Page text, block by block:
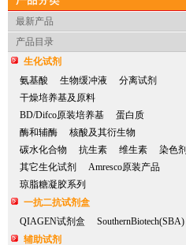
产品分类
最新产品
产品目录
生化试剂
氨基酸
生物缓冲液
分离试剂
干燥培养基及原料
BD/Difco原装培养基
蛋白质
酶和辅酶
核酸及其衍生物
碳水化合物
抗生素 维生素
染色剂
其它生化试剂
Amresco原装产品
琼脂糖凝胶系列
一抗二抗试剂盒
QIAGEN试剂盒
SouthernBiotech(SBA)
辅助试剂